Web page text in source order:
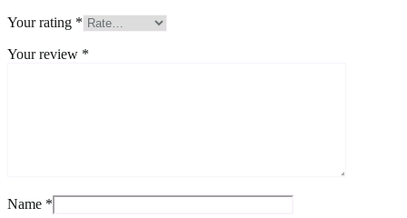
Your rating *
Your review *
Name *